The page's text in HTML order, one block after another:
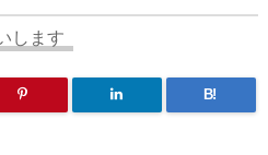
します
B!